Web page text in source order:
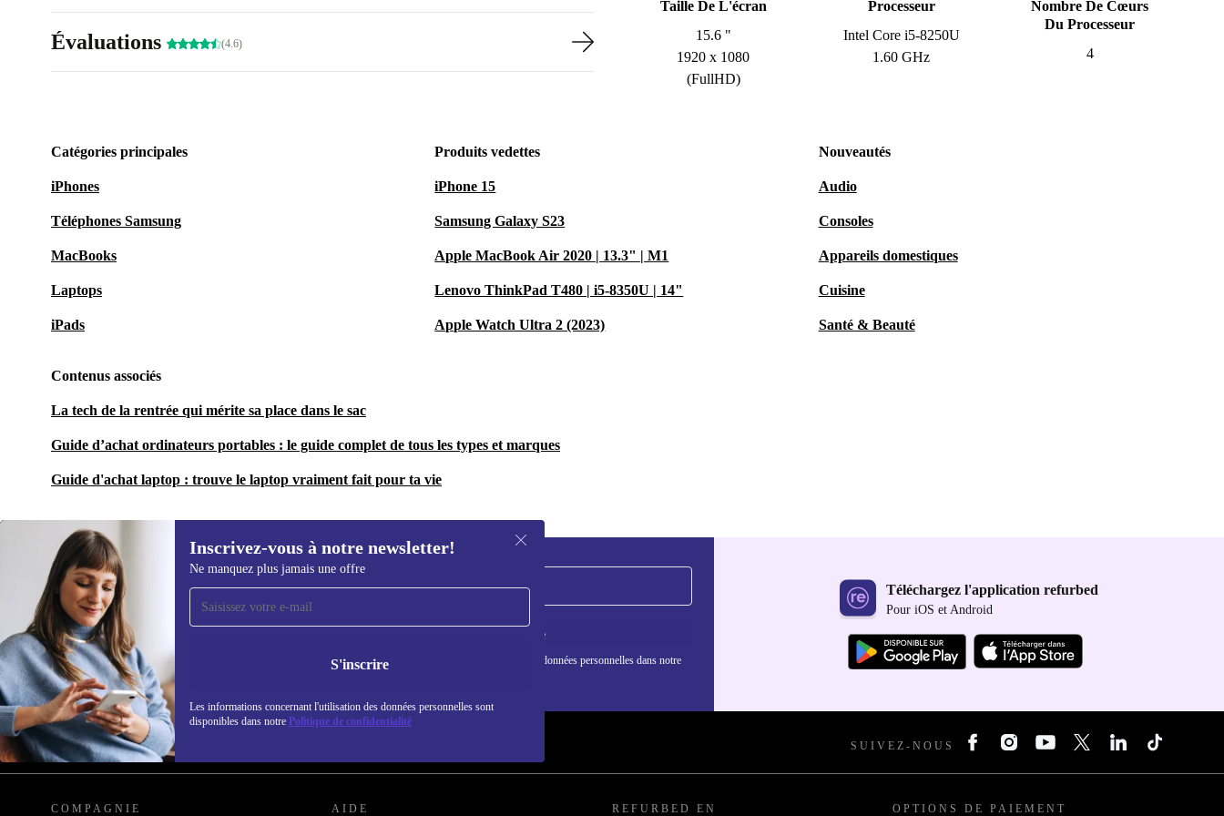
Taille De L'écran
15.6 "
1920 x 1080
(FullHD)
Processeur
Intel Core i5-8250U
1.60 GHz
Nombre De Cœurs
Du Processeur
4
Évaluations (4.6)
Catégories principales
iPhones
Téléphones Samsung
MacBooks
Laptops
iPads
Produits vedettes
iPhone 15
Samsung Galaxy S23
Apple MacBook Air 2020 | 13.3" | M1
Lenovo ThinkPad T480 | i5-8350U | 14"
Apple Watch Ultra 2 (2023)
Nouveautés
Audio
Consoles
Appareils domestiques
Cuisine
Santé & Beauté
Contenus associés
La tech de la rentrée qui mérite sa place dans le sac
Guide d’achat ordinateurs portables : le guide complet de tous les types et marques
Guide d'achat laptop : trouve le laptop vraiment fait pour ta vie
Inscrivez-vous à notre newsletter!
Ne manquez plus jamais une offre
S'inscrire
Les informations concernant l'utilisation des données personnelles sont
disponibles dans notre Politique de confidentialité
Recevoir offres et infos de
refurbed par mail
Ne manquez plus aucune offre.
S'inscrire
Retrouvez les informations sur l'utilisation des données personnelles dans notre
Téléchargez l'application refurbed
Pour iOS et Android
REFURBED FRANCE - RETHINK NEW. SUIVEZ-NOUS
COMPAGNIE AIDE REFURBED EN OPTIONS DE PAIEMENT